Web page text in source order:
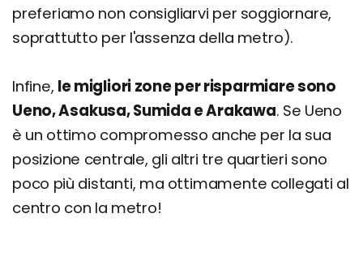
preferiamo non consigliarvi per soggiornare,
soprattutto per l'assenza della metro).
Infine, le migliori zone per risparmiare sono
Ueno, Asakusa, Sumida e Arakawa. Se Ueno
è un ottimo compromesso anche per la sua
posizione centrale, gli altri tre quartieri sono
poco più distanti, ma ottimamente collegati al
centro con la metro!